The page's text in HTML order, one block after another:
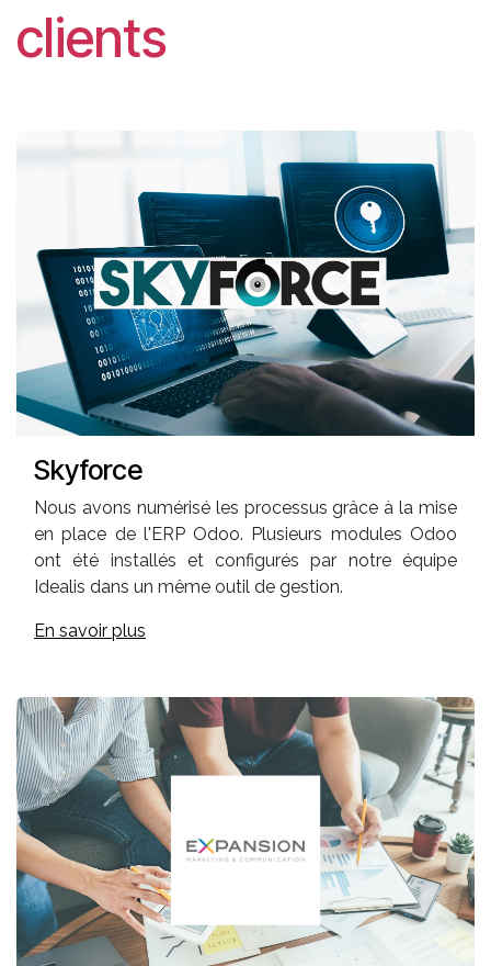
clients
Skyforce
Nous avons numérisé les processus grâce à la mise
en place de l'ERP Odoo. Plusieurs modules Odoo
ont été installés et configurés par notre équipe
Idealis dans un même outil de gestion.
En savoir plus